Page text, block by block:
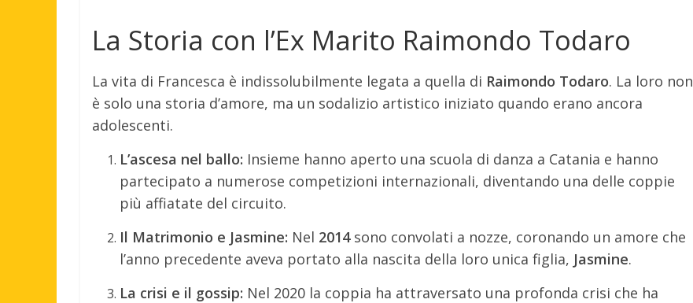
La Storia con l’Ex Marito Raimondo Todaro
La vita di Francesca è indissolubilmente legata a quella di Raimondo Todaro. La loro non
è solo una storia d’amore, ma un sodalizio artistico iniziato quando erano ancora
adolescenti.
L’ascesa nel ballo: Insieme hanno aperto una scuola di danza a Catania e hanno
partecipato a numerose competizioni internazionali, diventando una delle coppie
più affiatate del circuito.
Il Matrimonio e Jasmine: Nel 2014sono convolati a nozze, coronando un amore che
l’anno precedente aveva portato alla nascita della loro unica figlia, Jasmine.
La crisi e il gossip: Nel 2020 la coppia ha attraversato una profonda crisi che ha